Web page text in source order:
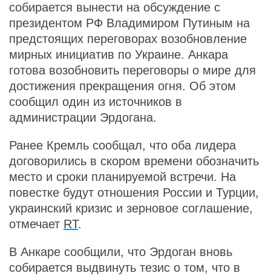
собирается вынести на обсуждение с
президентом РФ Владимиром Путиным на
предстоящих переговорах возобновление
мирных инициатив по Украине. Анкара
готова возобновить переговоры о мире для
достижения прекращения огня. Об этом
сообщил один из источников в
администрации Эрдогана.
Ранее Кремль сообщал, что оба лидера
договорились в скором времени обозначить
место и сроки планируемой встречи. На
повестке будут отношения России и Турции,
украинский кризис и зерновое соглашение,
отмечает RT.
В Анкаре сообщили, что Эрдоган вновь
собирается выдвинуть тезис о том, что в